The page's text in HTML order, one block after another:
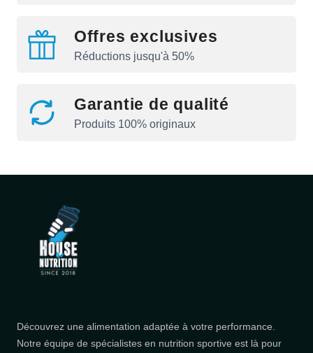
Offres exclusives
Réductions jusqu'à 50%
Garantie de qualité
Produits 100% originaux
Découvrez une alimentation adaptée à votre performance.
Notre équipe de spécialistes en nutrition sportive est là pour